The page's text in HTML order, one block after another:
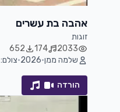
אהבה בת עשרים
זוגות
2033
174
652
שלמה ממן•
2026
•צולם: 13-03-2026
הורדה